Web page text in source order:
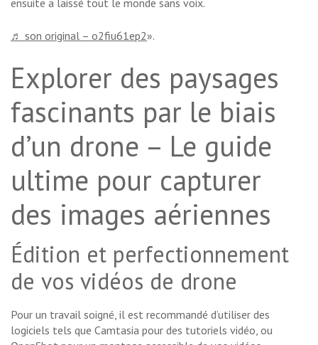
ensuite a laissé tout le monde sans voix.
♬ son original – o2fiu61ep2».
Explorer des paysages
fascinants par le biais
d’un drone – Le guide
ultime pour capturer
des images aériennes
Édition et perfectionnement
de vos vidéos de drone
Pour un travail soigné, il est recommandé d’utiliser des
logiciels tels que Camtasia pour des tutoriels vidéo, ou